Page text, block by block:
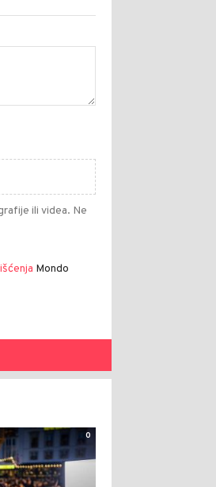
ili videa. Ne
Mondo
0